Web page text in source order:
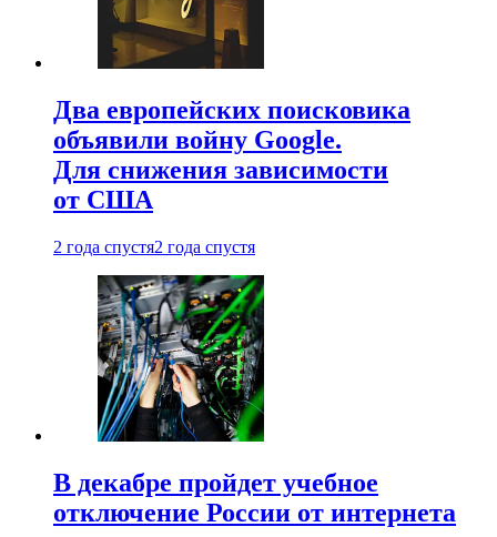
Два европейских поисковика
объявили войну Google.
Для снижения зависимости
от США
2 года спустя2 года спустя
В декабре пройдет учебное
отключение России от интернета